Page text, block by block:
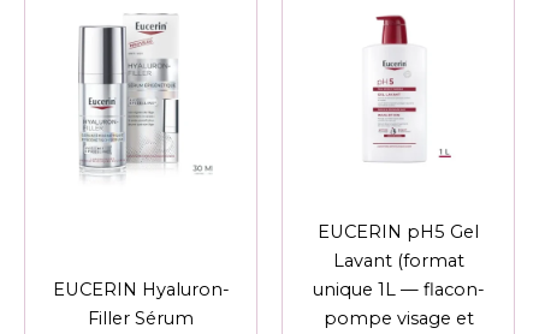
EUCERIN Hyaluron-
Filler Sérum
EUCERIN pH5 Gel
Lavant (format
unique 1L — flacon-
pompe visage et